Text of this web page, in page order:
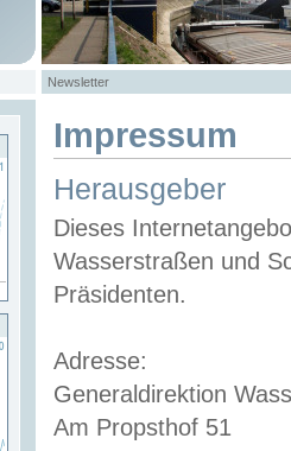
Newsletter
Impressum
Herausgeber
Dieses
Wasserstraßen und
Präsidenten.
Adresse:
Generaldirektion
Am Propsthof 51